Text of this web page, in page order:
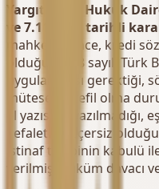
Yargıtay 19. Hukuk
ve 7.11.2019 tarihli
mahkemesince, kredi
olduğu, 6098 sayılı
uygulanması gerektiği,
müteselsil kefil olma
el yazısı ile yazılmadığı,
kefaletin geçersiz
istinaf talebinin kabulü
verilmiş, hüküm davacı